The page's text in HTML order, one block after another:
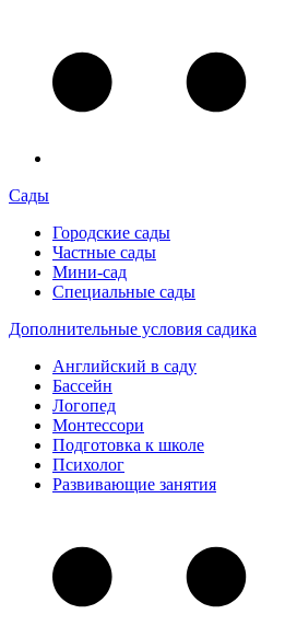
Сады
Городские сады
Частные сады
Мини-сад
Специальные сады
Дополнительные условия садика
Английский в саду
Бассейн
Логопед
Монтессори
Подготовка к школе
Психолог
Развивающие занятия